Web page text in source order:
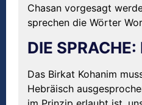
Chasan vorgesagt
sprechen die Wörter
DIE
Das Birkat Kohanim
Hebräisch